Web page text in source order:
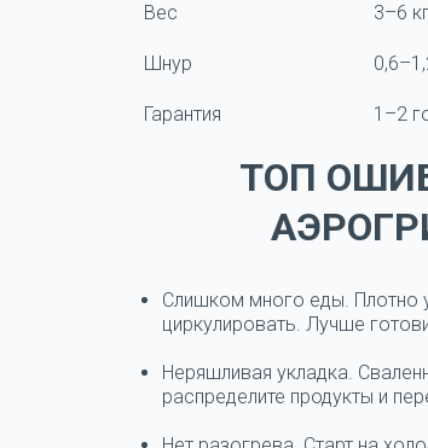
Вес 3–6
Шнур
Гарантия 1–2
ТОП
Слишком много еды. Плотно
циркулировать. Лучше
Неряшливая укладка.
распределите продукты и